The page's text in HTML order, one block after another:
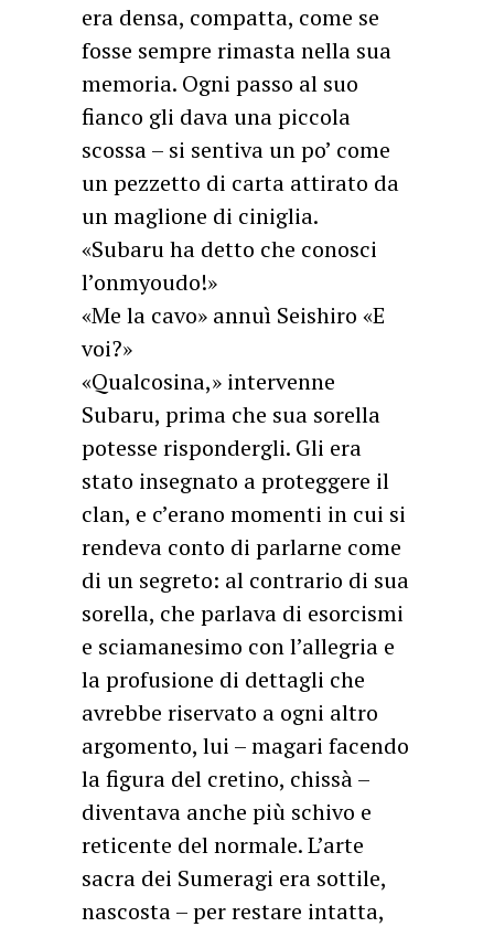
era densa, compatta, come se
fosse sempre rimasta nella sua
memoria. Ogni passo al suo
fianco gli dava una piccola
scossa – si sentiva un po’ come
un pezzetto di carta attirato da
un maglione di ciniglia.
«Subaru ha detto che conosci
l’onmyoudo!»
«Me la cavo» annuì Seishiro «E
voi?»
«Qualcosina,» intervenne
Subaru, prima che sua sorella
potesse rispondergli. Gli era
stato insegnato a proteggere il
clan, e c’erano momenti in cui si
rendeva conto di parlarne come
di un segreto: al contrario di sua
sorella, che parlava di esorcismi
e sciamanesimo con l’allegria e
la profusione di dettagli che
avrebbe riservato a ogni altro
argomento, lui – magari facendo
la figura del cretino, chissà –
diventava anche più schivo e
reticente del normale. L’arte
sacra dei Sumeragi era sottile,
nascosta – per restare intatta,